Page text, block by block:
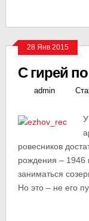
28 Янв 2015
С гирей
admin
У
ровесников
рождения – 1946
заниматься
Но это – не его